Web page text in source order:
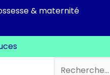
& maternité
Rechercher